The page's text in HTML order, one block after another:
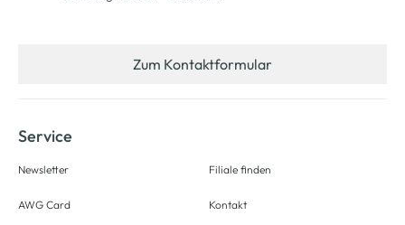
Zum Kontaktformular
Service
Newsletter
AWG Card
Filiale finden
Kontakt